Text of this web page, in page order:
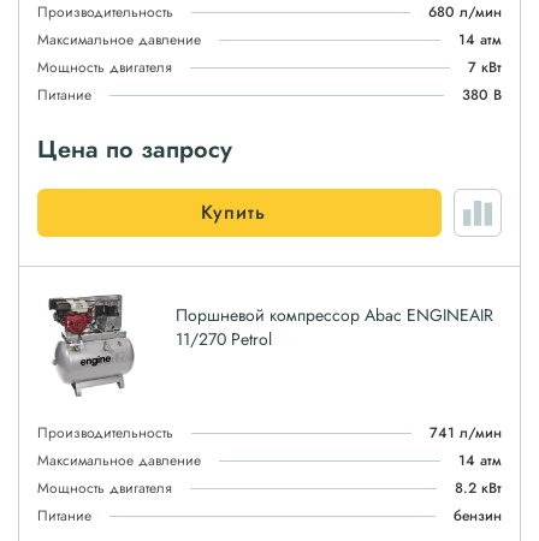
Производительность
680 л/мин
Максимальное давление
14 атм
Мощность двигателя
7 кВт
Питание
380 В
Цена по запросу
Купить
Поршневой компрессор Abac ENGINEAIR
11/270 Petrol
Производительность
741 л/мин
Максимальное давление
14 атм
Мощность двигателя
8.2 кВт
Питание
бензин